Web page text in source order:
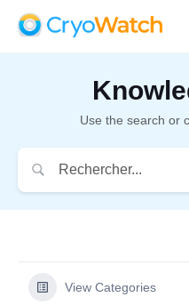
Use the search or
View Categories